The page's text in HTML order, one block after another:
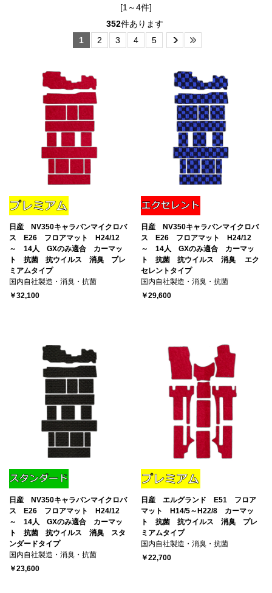
[1～4件]
352件あります
1
2 3 4 5
日産 NV350キャラバンマイクロバ
ス E26 フロアマット H24/12
～ 14人 GXのみ適合 カーマッ
ト 抗菌 抗ウイルス 消臭 プレ
ミアムタイプ
国内自社製造・消臭・抗菌
￥32,100
日産 NV350キャラバンマイクロバ
ス E26 フロアマット H24/12
～ 14人 GXのみ適合 カーマッ
ト 抗菌 抗ウイルス 消臭 エク
セレントタイプ
国内自社製造・消臭・抗菌
￥29,600
日産 NV350キャラバンマイクロバ
ス E26 フロアマット H24/12
～ 14人 GXのみ適合 カーマッ
ト 抗菌 抗ウイルス 消臭 スタ
ンダードタイプ
国内自社製造・消臭・抗菌
￥23,600
日産 エルグランド E51 フロア
マット H14/5～H22/8 カーマッ
ト 抗菌 抗ウイルス 消臭 プレ
ミアムタイプ
国内自社製造・消臭・抗菌
￥22,700